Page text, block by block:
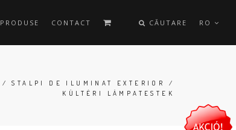
PRODUSE CONTACT CĂUTARE RO
/STALPI DE ILUMINAT EXTERIOR /
KÜLTÉRI LÁMPATESTEK